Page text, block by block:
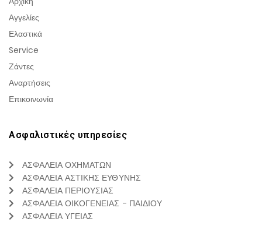
Αγγελίες
Ελαστικά
Service
Ζάντες
Αναρτήσεις
Επικοινωνία
Ασφαλιστικές υπηρεσίες
ΑΣΦΑΛΕΙΑ ΟΧΗΜΑΤΩΝ
ΑΣΦΑΛΕΙΑ ΑΣΤΙΚΗΣ ΕΥΘΥΝΗΣ
ΑΣΦΑΛΕΙΑ ΠΕΡΙΟΥΣΙΑΣ
ΑΣΦΑΛΕΙΑ ΟΙΚΟΓΕΝΕΙΑΣ - ΠΑΙΔΙΟΥ
ΑΣΦΑΛΕΙΑ ΥΓΕΙΑΣ